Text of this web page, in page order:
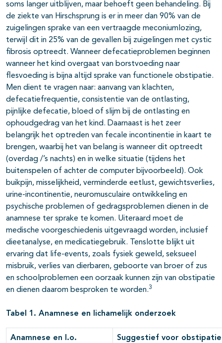
soms langer uitblijven, maar behoeft geen behandeling. Bij
de ziekte van Hirschsprung is er in meer dan 90% van de
zuigelingen sprake van een vertraagde meconiumlozing,
terwijl dit in 25% van de gevallen bij zuigelingen met cystic
fibrosis optreedt. Wanneer defecatieproblemen beginnen
wanneer het kind overgaat van borstvoeding naar
flesvoeding is bijna altijd sprake van functionele obstipatie.
Men dient te vragen naar: aanvang van klachten,
defecatiefrequentie, consistentie van de ontlasting,
pijnlijke defecatie, bloed of slijm bij de ontlasting en
ophoudgedrag van het kind. Daarnaast is het zeer
belangrijk het optreden van fecale incontinentie in kaart te
brengen, waarbij het van belang is wanneer dit optreedt
(overdag /’s nachts) en in welke situatie (tijdens het
buitenspelen of achter de computer bijvoorbeeld). Ook
buikpijn, misselijkheid, verminderde eetlust, gewichtsverlies,
urine-incontinentie, neuromusculaire ontwikkeling en
psychische problemen of gedragsproblemen dienen in de
anamnese ter sprake te komen. Uiteraard moet de
medische voorgeschiedenis uitgevraagd worden, inclusief
dieetanalyse, en medicatiegebruik. Tenslotte blijkt uit
ervaring dat life-events, zoals fysiek geweld, seksueel
misbruik, verlies van dierbaren, geboorte van broer of zus
en schoolproblemen een oorzaak kunnen zijn van obstipatie
en dienen daarom besproken te worden.3
Tabel 1. Anamnese en lichamelijk onderzoek
Anamnese en l.o. Suggestief voor obstipatie